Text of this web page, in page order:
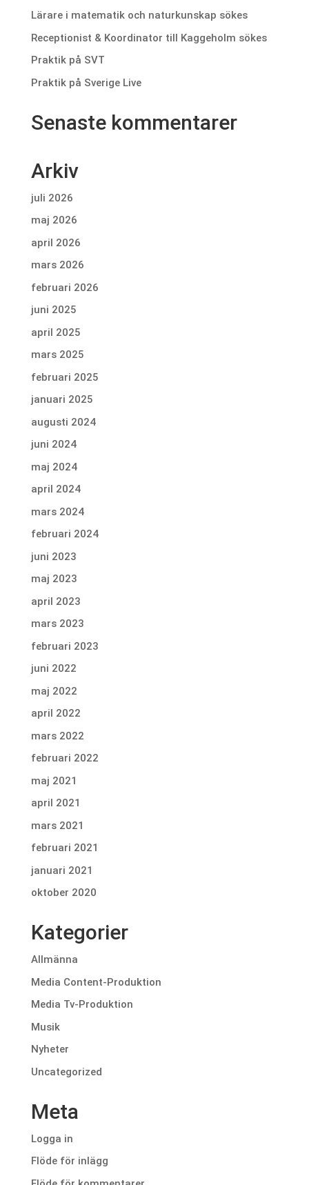
Lärare i matematik och naturkunskap sökes
Receptionist & Koordinator till Kaggeholm sökes
Praktik på SVT
Praktik på Sverige Live
Senaste kommentarer
Arkiv
juli 2026
maj 2026
april 2026
mars 2026
februari 2026
juni 2025
april 2025
mars 2025
februari 2025
januari 2025
augusti 2024
juni 2024
maj 2024
april 2024
mars 2024
februari 2024
juni 2023
maj 2023
april 2023
mars 2023
februari 2023
juni 2022
maj 2022
april 2022
mars 2022
februari 2022
maj 2021
april 2021
mars 2021
februari 2021
januari 2021
oktober 2020
Kategorier
Allmänna
Media Content-Produktion
Media Tv-Produktion
Musik
Nyheter
Uncategorized
Meta
Logga in
Flöde för inlägg